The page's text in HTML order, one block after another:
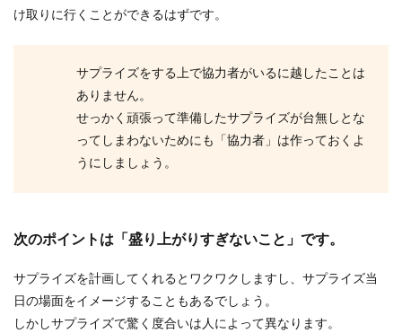
け取りに行くことができるはずです。
サプライズをする上で協力者がいるに越したことは
ありません。
せっかく頑張って準備したサプライズが台無しとな
ってしまわないためにも「協力者」は作っておくよ
うにしましょう。
次のポイントは「盛り上がりすぎないこと」です。
サプライズを計画してくれるとワクワクしますし、サプライズ当
日の場面をイメージすることもあるでしょう。
しかしサプライズで驚く度合いは人によって異なります。